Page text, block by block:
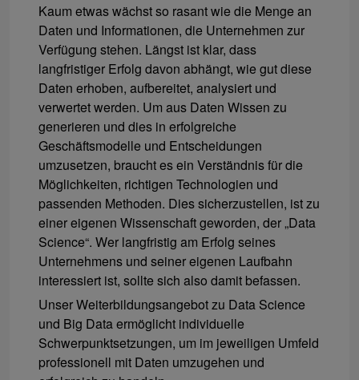
Kaum etwas wächst so rasant wie die Menge an
Daten und Informationen, die Unternehmen zur
Verfügung stehen. Längst ist klar, dass
langfristiger Erfolg davon abhängt, wie gut diese
Daten erhoben, aufbereitet, analysiert und
verwertet werden. Um aus Daten Wissen zu
generieren und dies in erfolgreiche
Geschäftsmodelle und Entscheidungen
umzusetzen, braucht es ein Verständnis für die
Möglichkeiten, richtigen Technologien und
passenden Methoden. Dies sicherzustellen, ist zu
einer eigenen Wissenschaft geworden, der „Data
Science“. Wer langfristig am Erfolg seines
Unternehmens und seiner eigenen Laufbahn
interessiert ist, sollte sich also damit befassen.
Unser Weiterbildungsangebot zu Data Science
und Big Data ermöglicht individuelle
Schwerpunktsetzungen, um im jeweiligen Umfeld
professionell mit Daten umzugehen und